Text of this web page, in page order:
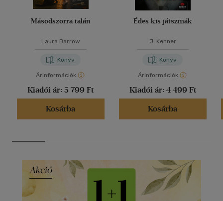
Másodszorra talán
Laura Barrow
Könyv
Árinformációk
Kiadói ár: 5 799 Ft
Kosárba
Édes kis játszmák
J. Kenner
Könyv
Árinformációk
Kiadói ár: 4 499 Ft
Kosárba